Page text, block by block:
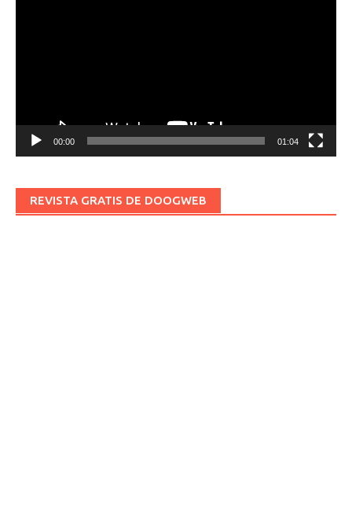
00:00 01:04
REVISTA GRATIS DE DOOGWEB